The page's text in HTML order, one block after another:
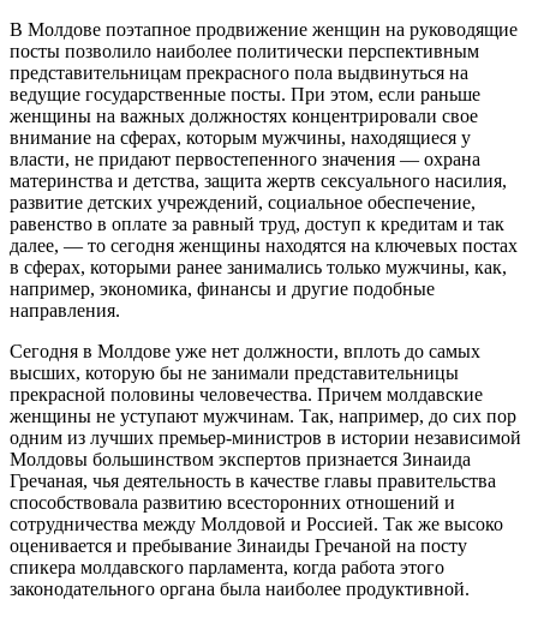
В Молдове поэтапное продвижение женщин на руководящие
посты позволило наиболее политически перспективным
представительницам прекрасного пола выдвинуться на
ведущие государственные посты. При этом, если раньше
женщины на важных должностях концентрировали свое
внимание на сферах, которым мужчины, находящиеся у
власти, не придают первостепенного значения — охрана
материнства и детства, защита жертв сексуального насилия,
развитие детских учреждений, социальное обеспечение,
равенство в оплате за равный труд, доступ к кредитам и так
далее, — то сегодня женщины находятся на ключевых постах
в сферах, которыми ранее занимались только мужчины, как,
например, экономика, финансы и другие подобные
направления.
Сегодня в Молдове уже нет должности, вплоть до самых
высших, которую бы не занимали представительницы
прекрасной половины человечества. Причем молдавские
женщины не уступают мужчинам. Так, например, до сих пор
одним из лучших премьер-министров в истории независимой
Молдовы большинством экспертов признается Зинаида
Гречаная, чья деятельность в качестве главы правительства
способствовала развитию всесторонних отношений и
сотрудничества между Молдовой и Россией. Так же высоко
оценивается и пребывание Зинаиды Гречаной на посту
спикера молдавского парламента, когда работа этого
законодательного органа была наиболее продуктивной.